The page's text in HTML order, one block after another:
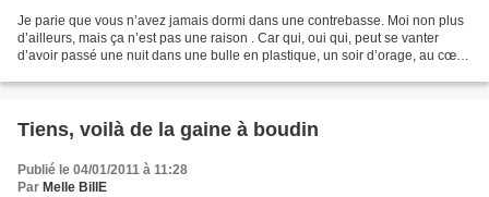
Je parie que vous n’avez jamais dormi dans une contrebasse. Moi non plus
d’ailleurs, mais ça n’est pas une raison . Car qui, oui qui, peut se vanter
d’avoir passé une nuit dans une bulle en plastique, un soir d’orage, au cœur
Tiens, voilà de la gaine à boudin
Publié le 04/01/2011 à 11:28
Par Melle BillE